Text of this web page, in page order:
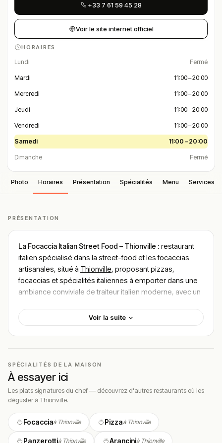
+33 7 61 59 45 28
Voir le site internet officiel
HORAIRES
Lundi Fermé
Mardi 11:00 – 20:00
Mercredi 11:00 – 20:00
Jeudi 11:00 – 20:00
Vendredi 11:00 – 20:00
Samedi 11:00 – 20:00
Dimanche Fermé
Photo Horaires Présentation Spécialités Menu Services
PRÉSENTATION
La Focaccia Italian Street Food – Thionville : restaurant
italien spécialisé dans la street-food et les focaccias
artisanales, situé à Thionville, proposant pizzas,
focaccias et spécialités italiennes à emporter dans une
ambiance conviviale de traiteur italien moderne, avec un
Localisation
Moselle.
L’établissement se trouve dans un secteur facilement
accessible de la ville et fonctionne principalement sur un
concept de vente à emporter pour les habitants et
travailleurs de la région.
Cadre & ambiance
Voir la suite
SPÉCIALITÉS DE LA MAISON
À essayer ici
Les plats signatures du chef — découvrez d'autres restaurants où les
déguster à Thionville.
Focacciaà Thionville Pizzaà Thionville
Panzerottià Thionville Arancinià Thionville